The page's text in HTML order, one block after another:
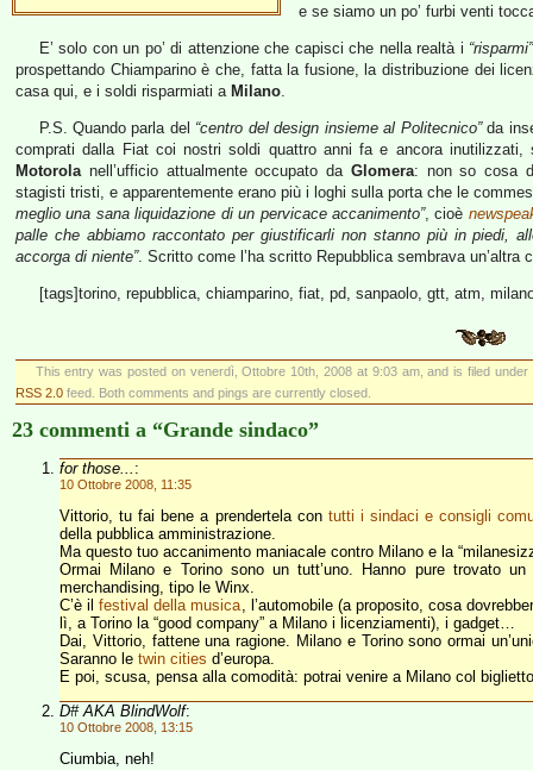
e se siamo un po’ furbi venti
E’ solo con un po’ di attenzione che capisci che nella realtà i “risparmi”
prospettando Chiamparino è che, fatta la fusione, la distribuzione dei
casa qui, e i soldi risparmiati a Milano.
P.S. Quando parla del “centro del design insieme al Politecnico”da
comprati dalla Fiat coi nostri soldi quattro anni fa e ancora
Motorolanell’ufficio attualmente occupato da Glomera: non so cosa
stagisti tristi, e apparentemente erano più i loghi sulla porta che le
meglio una sana liquidazione di un pervicace accanimento”, cioè
palle che abbiamo raccontato per giustificarli non stanno più in piedi,
accorga di niente”. Scritto come l’ha scritto Repubblica sembrava un’altra
[tags]torino, repubblica, chiamparino, fiat, pd, sanpaolo, gtt, atm,
This entry was posted on venerdì, Ottobre 10th, 2008 at 9:03 am, and is filed under
RSS 2.0 feed. Both comments and pings are currently closed.
23 commenti a “Grande sindaco”
for those... :
10 Ottobre 2008, 11:35
Vittorio, tu fai bene a prendertela con tutti i sindaci e consigli
della pubblica amministrazione.
Ma questo tuo accanimento maniacale contro Milano e la
Ormai Milano e Torino sono un tutt’uno. Hanno pure trovato
merchandising, tipo le Winx.
C’è ilfestival della musica, l’automobile (a proposito, cosa
lì, a Torino la “good company” a Milano i licenziamenti), i gadget…
Dai, Vittorio, fattene una ragione. Milano e Torino sono ormai
Saranno le twin cities d’europa.
E poi, scusa, pensa alla comodità: potrai venire a Milano col
D# AKA BlindWolf:
10 Ottobre 2008, 13:15
Ciumbia, neh!